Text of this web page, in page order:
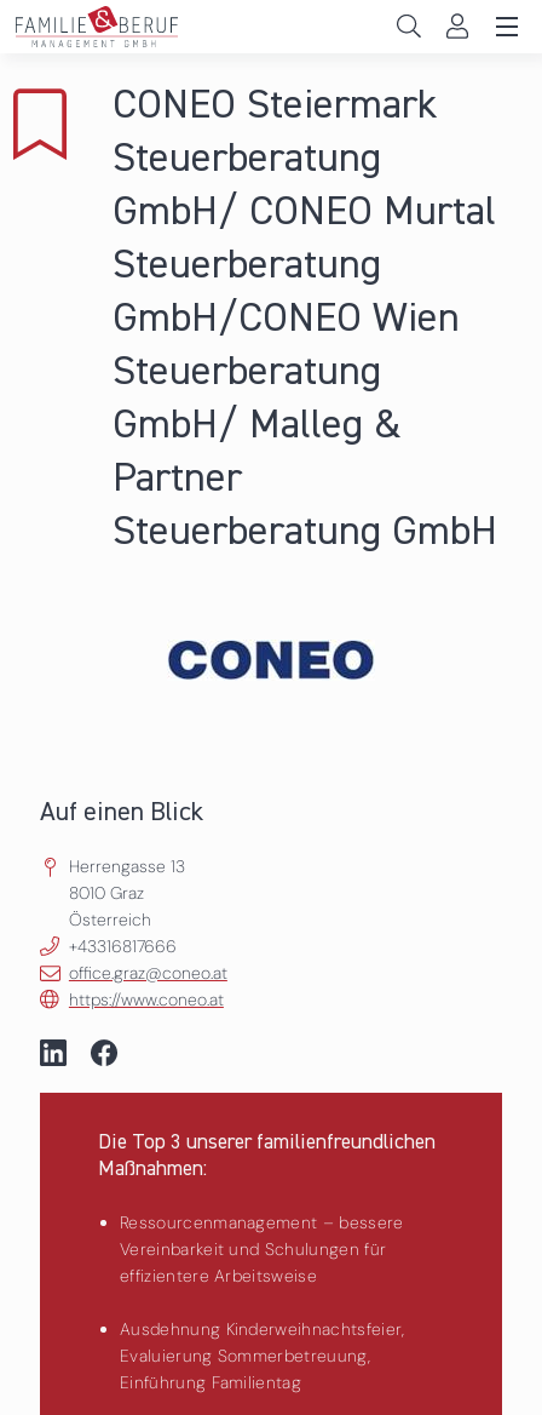
Direkt zum Inhalt
Gemeinden
Hochschulen
Persönliche Vereinbarkeit
Das sind wir
News & Events
CONEO Steiermark
Steuerberatung
GmbH/ CONEO Murtal
Steuerberatung
GmbH/CONEO Wien
Steuerberatung
GmbH/ Malleg &
Partner
Steuerberatung GmbH
Auf einen Blick
Herrengasse 13
8010 Graz
Österreich
+43316817666
office.graz@coneo.at
https://www.coneo.at
Die Top 3 unserer familienfreundlichen
Maßnahmen:
Ressourcenmanagement – bessere
Vereinbarkeit und Schulungen für
effizientere Arbeitsweise
Ausdehnung Kinderweihnachtsfeier,
Evaluierung Sommerbetreuung,
Einführung Familientag